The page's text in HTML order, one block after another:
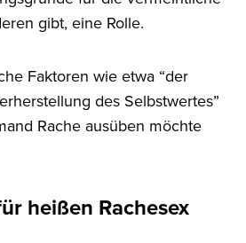
gibt, eine Rolle.
Faktoren wie etwa “der
des Selbstwertes”
Rache ausüben möchte
heißen Rachesex